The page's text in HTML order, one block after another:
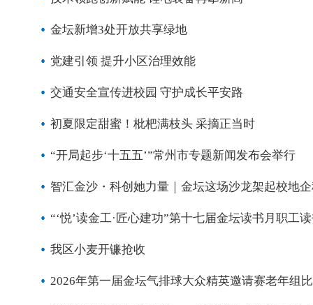
金坛新增3处开放共享绿地
党建引领 提升小区治理效能
交通安全宣传进校园 守护成长平安路
初夏限定甜蜜！枇杷满枝头 采摘正当时
“开局起步‘十五五’”常州市专题新闻发布会举行
智汇金沙・科创她力量｜金坛这场沙龙架起校地
“‘悦’读金工·匠心建功”第十七届金坛读书月职工
我区小麦开镰抢收
2026年第一届金坛气排球大众精英邀请赛老年组